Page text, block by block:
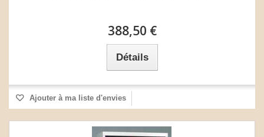
388,50 €
Détails
Ajouter à ma liste d'envies